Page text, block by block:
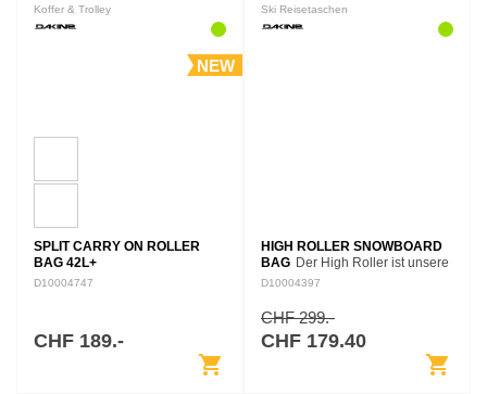
Koffer & Trolley
NEW
SPLIT CARRY ON ROLLER
BAG 42L+
D10004747
CHF 189.-
shopping_cart
Ski Reisetaschen
HIGH ROLLER SNOWBOARD
BAG Der High Roller ist unsere
funktionalste, vielseitigste und
Snowboardtasche. Der, den Sie
für lange Fahrten und
unvorhersehbare…
D10004397
CHF 299.-
CHF 179.40
shopping_cart